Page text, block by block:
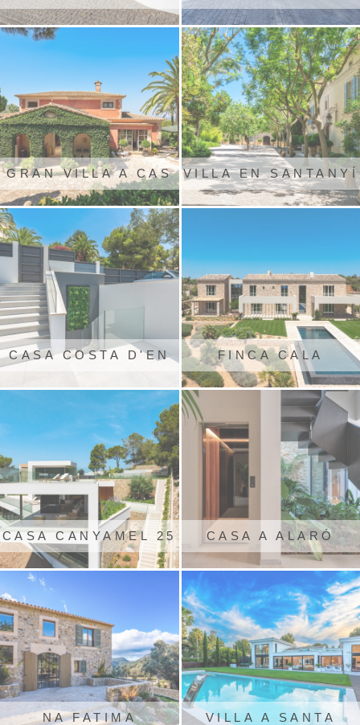
BLANES
GRAN VILLA A CAS
CONCOS
VILLA EN SANTANYÍ
CASA COSTA D'EN
BLANES
FINCA CALA
LLOMBARDS 25
CASA CANYAMEL 25 CASA A ALARÓ
NA FATIMA VILLA A SANTA